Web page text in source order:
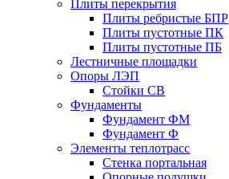
Плиты перекрытия
Плиты ребристые БПР
Плиты пустотные ПК
Плиты пустотные ПБ
Лестничные площадки
Опоры ЛЭП
Стойки СВ
Фундаменты
Фyндамент ФМ
Фyндамент Ф
Элементы теплотрасс
Стенка портальная